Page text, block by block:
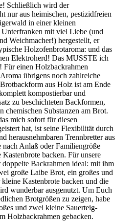
Schließlich wird der
nur aus heimischen, pestizidfreien
in einer kleinen
mit viel Liebe (und
Weichmacher!) hergestellt, er
Holzofenbrotaroma: und das
Elektroherd! Das MUSSTE ich
Für einen Holzbackrahmen
übrigens noch zahlreiche
aus Holz ist am Ende
kompostierbar und
zu beschichteten Backformen,
chemischen Substanzen am Brot.
mich sofort für diesen
hat, ist seine Flexibilität durch
herausnehmbaren Trennbretter aus
nach Anlaß oder Familiengröße
backen. Für unsere
Backrahmen ideal: mit ihm
große Laibe Brot, ein großes und
Kastenbrote backen und die
wunderbar ausgenutzt. Um Euch
Brotgrößen zu zeigen, habe
und zwei kleine Sauerteig-
Holzbackrahmen gebacken.